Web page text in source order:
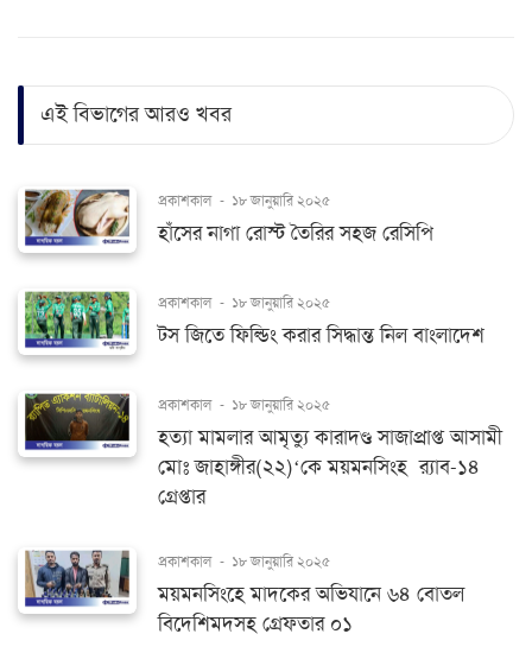
এই বিভাগের আরও খবর
প্রকাশকাল - ১৮ জানুয়ারি ২০২৫
হাঁসের নাগা রোস্ট তৈরির সহজ রেসিপি
প্রকাশকাল - ১৮ জানুয়ারি ২০২৫
টস জিতে ফিল্ডিং করার সিদ্ধান্ত নিল বাংলাদেশ
প্রকাশকাল - ১৮ জানুয়ারি ২০২৫
হত্যা মামলার আমৃত্যু কারাদণ্ড সাজাপ্রাপ্ত আসামী
মোঃ জাহাঙ্গীর(২২)‘কে ময়মনসিংহ র‌্যাব-১৪
গ্রেপ্তার
প্রকাশকাল - ১৮ জানুয়ারি ২০২৫
ময়মনসিংহে মাদকের অভিযানে ৬৪ বোতল
বিদেশিমদসহ গ্রেফতার ০১